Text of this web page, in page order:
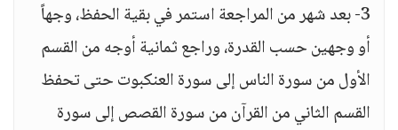
3- بعد شهر من المراجعة استمر في بقية الحفظ، وجهاً
أو وجهين حسب القدرة، وراجع ثمانية أوجه من القسم
الأول من سورة الناس إلى سورة العنكبوت حتى تحفظ
القسم الثاني من القرآن من سورة القصص إلى سورة